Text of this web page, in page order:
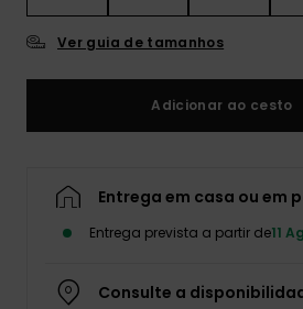
Ver guia de tamanhos
Adicionar ao cesto
Entrega em casa ou em
Entrega prevista a partir de11
Consulte a